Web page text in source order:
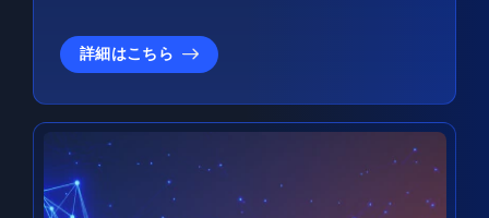
詳細はこちら